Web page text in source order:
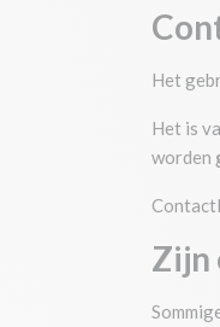
Het
Het is
worden
Zijn